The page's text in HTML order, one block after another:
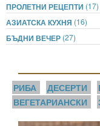
ПРОЛЕТНИ РЕЦЕПТИ (17)
АЗИАТСКА КУХНЯ (16)
БЪДНИ ВЕЧЕР (27)
РИБА ДЕСЕРТИ
ВЕГЕТАРИАНСКИ